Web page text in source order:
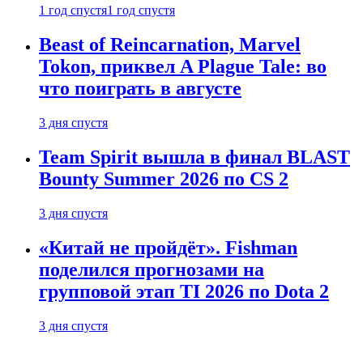
1 год спустя1 год спустя
Beast of Reincarnation, Marvel
Tokon, приквел A Plague Tale: во
что поиграть в августе
3 дня спустя
Team Spirit вышла в финал BLAST
Bounty Summer 2026 по CS 2
3 дня спустя
«Китай не пройдёт». Fishman
поделился прогнозами на
групповой этап TI 2026 по Dota 2
3 дня спустя